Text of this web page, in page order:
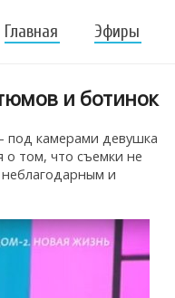
Главная Эфиры
и ботинок
под камерами девушка
о том, что съемки не
и